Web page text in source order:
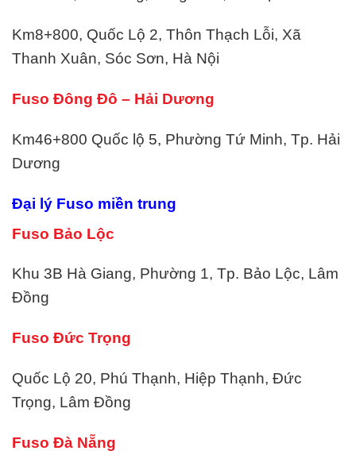
Km8+800, Quốc Lộ 2, Thôn Thạch Lỗi, Xã
Thanh Xuân, Sóc Sơn, Hà Nội
Fuso Đông Đô – Hải Dương
Km46+800 Quốc lộ 5, Phường Tứ Minh, Tp. Hải
Dương
Đại lý Fuso miền trung
Fuso Bảo Lộc
Khu 3B Hà Giang, Phường 1, Tp. Bảo Lộc, Lâm
Đồng
Fuso Đức Trọng
Quốc Lộ 20, Phú Thạnh, Hiệp Thạnh, Đức
Trọng, Lâm Đồng
Fuso Đà Nẵng